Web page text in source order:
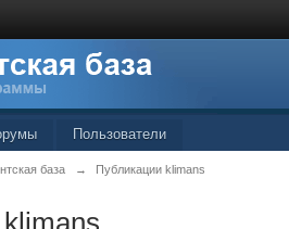
Пользователи
база → Публикации klimans